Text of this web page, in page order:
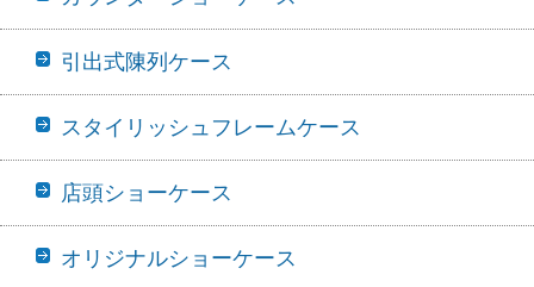
引出式陳列ケース
スタイリッシュフレームケース
店頭ショーケース
オリジナルショーケース